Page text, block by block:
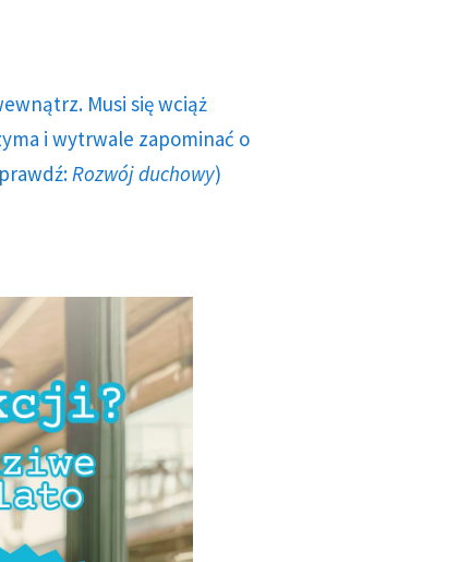
Musi się wciąż
i wytrwale zapominać o
Rozwój duchowy)